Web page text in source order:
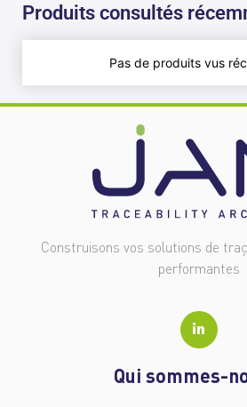
Produits consultés
Pas de produits vus
Construisons vos solutions de
performantes
Qui sommes-